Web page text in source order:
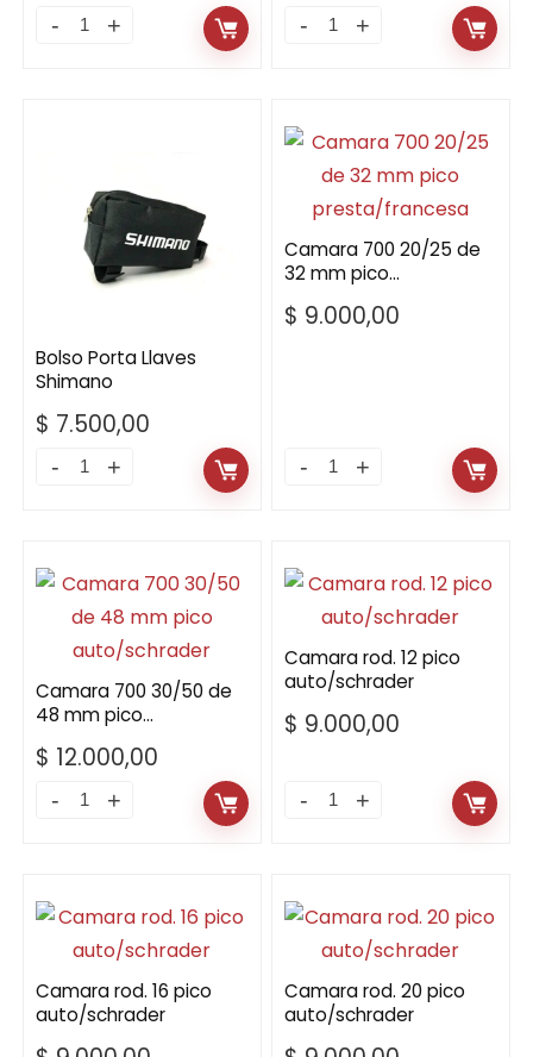
Asiento
quantity
Asiento
Foam
266X160MM
Antiprostático
quantity
Bolso Porta Llaves
Shimano
$ 7.500,00
Bolso
Shimano
quantity
Camara 700 20/25 de
32 mm pico
$ 9.000,00
Camara
de
mm
pico
presta/francesa
quantity
Camara 700 30/50 de
48 mm pico
$ 12.000,00
Camara
de
48
mm
pico
auto/schrader
Camara rod. 12 pico
auto/schrader
$ 9.000,00
Camara
pico
auto/schrader
quantity
Camara rod. 16 pico
auto/schrader
Camara rod. 20 pico
auto/schrader